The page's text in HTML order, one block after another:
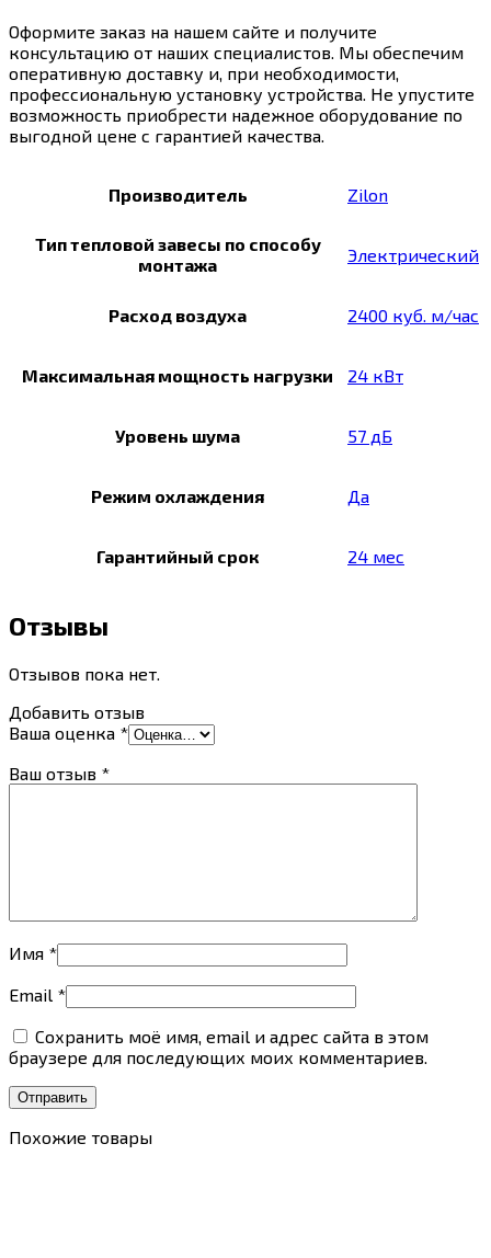
Оформите заказ на нашем сайте и получите
консультацию от наших специалистов. Мы обеспечим
оперативную доставку и, при необходимости,
профессиональную установку устройства. Не упустите
возможность приобрести надежное оборудование по
выгодной цене с гарантией качества.
Производитель Zilon
Тип тепловой завесы по способу
монтажа
Электрический
Расход воздуха 2400 куб. м/час
Максимальная мощность нагрузки 24 кВт
Уровень шума 57 дБ
Режим охлаждения Да
Гарантийный срок 24 мес
Отзывы
Отзывов пока нет.
Добавить отзыв
Ваша оценка *
Ваш отзыв *
Имя *
Email *
Сохранить моё имя, email и адрес сайта в этом
браузере для последующих моих комментариев.
Похожие товары